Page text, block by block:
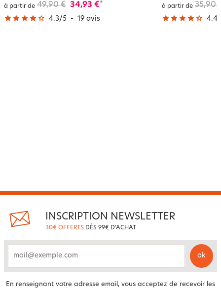
à partir de 49,90 € 34,93 €*
4.3/5 - 19 avis
à partir de 35,90
4.4
INSCRIPTION NEWSLETTER
30€ OFFERTS DÈS 99€ D'ACHAT
ok
En renseignant votre adresse email, vous acceptez de recevoir les